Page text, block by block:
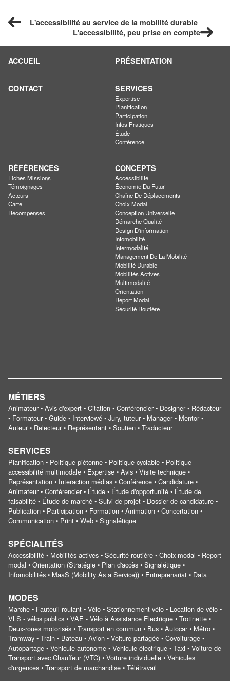
L'accessibilité au service de la mobilité durable
L'accessibilité, peu prise en compte
ACCUEIL PRÉSENTATION
CONTACT SERVICES
Expertise
Planification
Participation
Infos Pratiques
Étude
Conférence
RÉFÉRENCES
Fiches Missions
Témoignages
Acteurs
Carte
Récompenses
CONCEPTS
Accessibilité
Économie Du Futur
Chaîne De Déplacements
Choix Modal
Conception Universelle
Démarche Qualité
Design D'information
Infomobilité
Intermodalité
Management De La Mobilité
Mobilité Durable
Mobilités Actives
Multimodalité
Orientation
Report Modal
Sécurité Routière
MÉTIERS
Animateur • Avis d'expert • Citation • Conférencier • Designer • Rédacteur
• Formateur • Guide • Interviewé • Jury, tuteur • Manager • Mentor •
Auteur • Relecteur • Représentant • Soutien • Traducteur
SERVICES
Planification • Politique piétonne • Politique cyclable • Politique
accessibilité multimodale • Expertise • Avis • Visite technique •
Représentation • Interaction médias • Conférence • Candidature •
Animateur • Conférencier • Étude • Étude d'opportunité • Étude de
faisabilité • Étude de marché • Suivi de projet • Dossier de candidature •
Publication • Participation • Formation • Animation • Concertation •
Communication • Print • Web • Signalétique
SPÉCIALITÉS
Accessibilité • Mobilités actives • Sécurité routière • Choix modal • Report
modal • Orientation (Stratégie • Plan d'accès • Signalétique •
Infomobilités • MaaS (Mobility As a Service)) • Entreprenariat • Data
MODES
Marche • Fauteuil roulant • Vélo • Stationnement vélo • Location de vélo •
VLS - vélos publics • VAE - Vélo à Assistance Electrique • Trotinette •
Deux-roues motorisés • Transport en commun • Bus • Autocar • Métro •
Tramway • Train • Bateau • Avion • Voiture partagée • Covoiturage •
Autopartage • Vehicule autonome • Vehicule électrique • Taxi • Voiture de
Transport avec Chauffeur (VTC) • Voiture individuelle • Vehicules
d'urgences • Transport de marchandise • Télétravail